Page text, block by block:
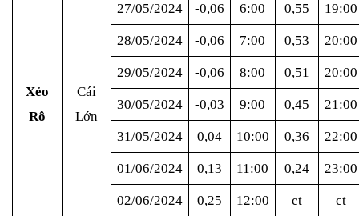
Xẻo
Rô
Cái
Lớn
27/05/2024 -0,06 6:00 0,55 19:00
28/05/2024 -0,06 7:00 0,53 20:00
29/05/2024 -0,06 8:00 0,51 20:00
30/05/2024 -0,03 9:00 0,45 21:00
31/05/2024 0,04 10:00 0,36 22:00
01/06/2024 0,13 11:00 0,24 23:00
02/06/2024 0,25 12:00 ct ct